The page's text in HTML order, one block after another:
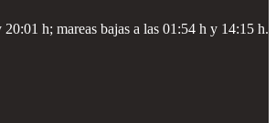
h; mareas bajas a las 01:54 h y 14:15 h.